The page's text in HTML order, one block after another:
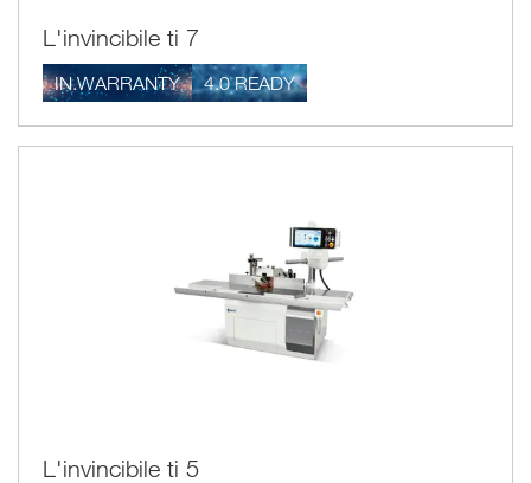
mantenimiento (que por el contrario, son propias de los
sistemas tradicionales con transmisión por correa).
L'invincibile ti 7
IN.WARRANTY 4.0 READY
L'invincibile ti 5